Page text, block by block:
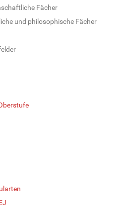
Fächer
und philosophische Fächer